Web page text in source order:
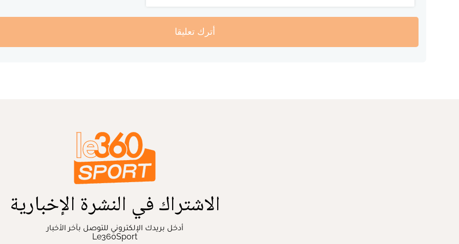
أترك تعليقا
الاشتراك في النشرة الإخبارية
أدخل بريدك الإلكتروني للتوصل بآخر الأخبار
Le360Sport